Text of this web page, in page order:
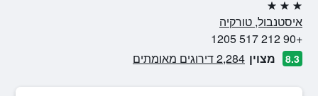
3 כוכבים
איסטנבול, טורקיה
+90 212 517 1205
8.3 מצוין 2,284 דירוגים מאומתים